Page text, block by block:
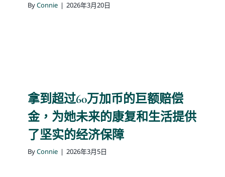
ByConnie | 2026年3月20日
拿到超过60万加币的巨额赔偿
金，为她未来的康复和生活提供
了坚实的经济保障
ByConnie | 2026年3月5日